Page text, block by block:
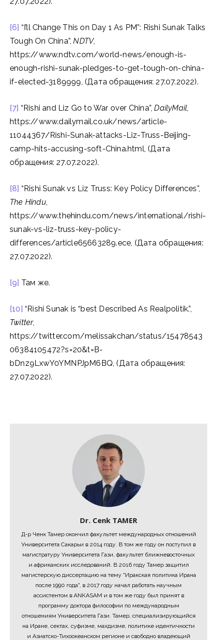
[6] “I’ll Change This on Day 1 As PM”: Rishi Sunak Talks
Tough On China”,NDTV,
https://www.ndtv.com/world-news/enough-is-
enough-rishi-sunak-pledges-to-get-tough-on-china-
if-elected-3189999, (Дата обращения: 27.07.2022).
[7] “Rishi and Liz Go to War over China”,DailyMail,
https://www.dailymail.co.uk/news/article-
11044367/Rishi-Sunak-attacks-Liz-Truss-Beijing-
camp-hits-accusing-soft-China.html, (Дата
обращения: 27.07.2022).
[8] “Rishi Sunak vs Liz Truss: Key Policy Differences”,
The Hindu,
https://www.thehindu.com/news/international/rishi-
sunak-vs-liz-truss-key-policy-
differences/article65663289.ece, (Дата обращения:
27.07.2022).
[9] Там же.
[10] “Rishi Sunak is “best Described As Realpolitik.”,
Twitter,
https://twitter.com/melissakchan/status/15478543
06384105472?s=20&t=B-
bDnz9LxwY0YMNPJpM6BQ, (Дата обращения:
27.07.2022).
Dr. Cenk TAMER
Д-р Ченк Тамер окончил факультет международных отношений
Университета Сакарьи в 2014 году. В том же году он поступил в
магистратуру Университета Гази, факультет ближневосточных
и африканских исследований. В 2016 году Тамер защитил
магистерскую диссертацию на тему "Иракская политика Ирана
после 1990 года", в 2017 году начал работать научным
ассистентом в ANKASAM и в том же году был принят в
программу доктора философии по международным
отношениям Университета Гази. Тамер, специализирующийся
на Иране, сектах, суфизме, махдизме, политике идентичности
и Азиатско-Тихоокеанском регионе и свободно владеющий